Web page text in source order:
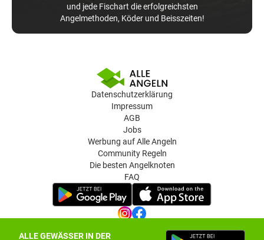
ALLE GEWÄSSER IN DER
und jede Fischart die erfolgreichsten
Angelmethoden, Köder und Beisszeiten!
Datenschutzerklärung
Impressum
AGB
Jobs
Werbung auf Alle Angeln
Community Regeln
Die besten Angelknoten
FAQ